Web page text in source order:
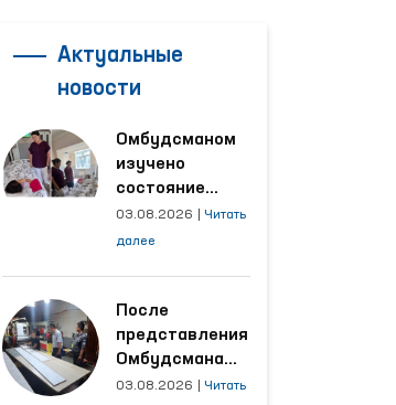
Актуальные
новости
Омбудсманом
изучено
состояние
женщины,
пострадавшей от
области
03.08.2026
Читать
далее
После
представления
Омбудсмана
улучшены
03.08.2026
Читать